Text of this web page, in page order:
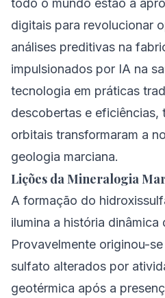
todo o mundo estão a
digitais para revolucionar
análises preditivas na
impulsionados por IA na
tecnologia em práticas
descobertas e eficiências,
orbitais transformaram a
geologia marciana.
Lições da Mineralogia
A formação do
ilumina a história dinâmica
Provavelmente originou-
sulfato alterados por
geotérmica após a